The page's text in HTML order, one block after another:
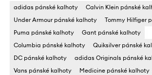
adidas pánské kalhoty
Calvin Klein pánské
Under Armour pánské kalhoty
Tommy Hilfiger
Puma pánské kalhoty
Gant pánské kalhoty
Columbia pánské kalhoty
Quiksilver pánské
DC pánské kalhoty
adidas Originals pánské
Vans pánské kalhoty
Medicine pánské kalhoty